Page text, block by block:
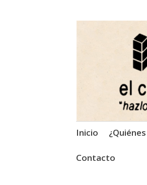
El
Saltar
contenido
Inicio
Contacto